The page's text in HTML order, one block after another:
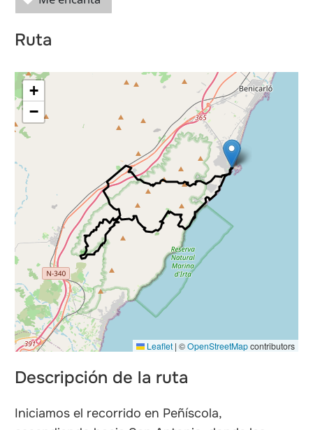
Ruta
+
−
Leaflet | ©OpenStreetMapcontributors
Descripción de la ruta
Iniciamos el recorrido en Peñíscola,